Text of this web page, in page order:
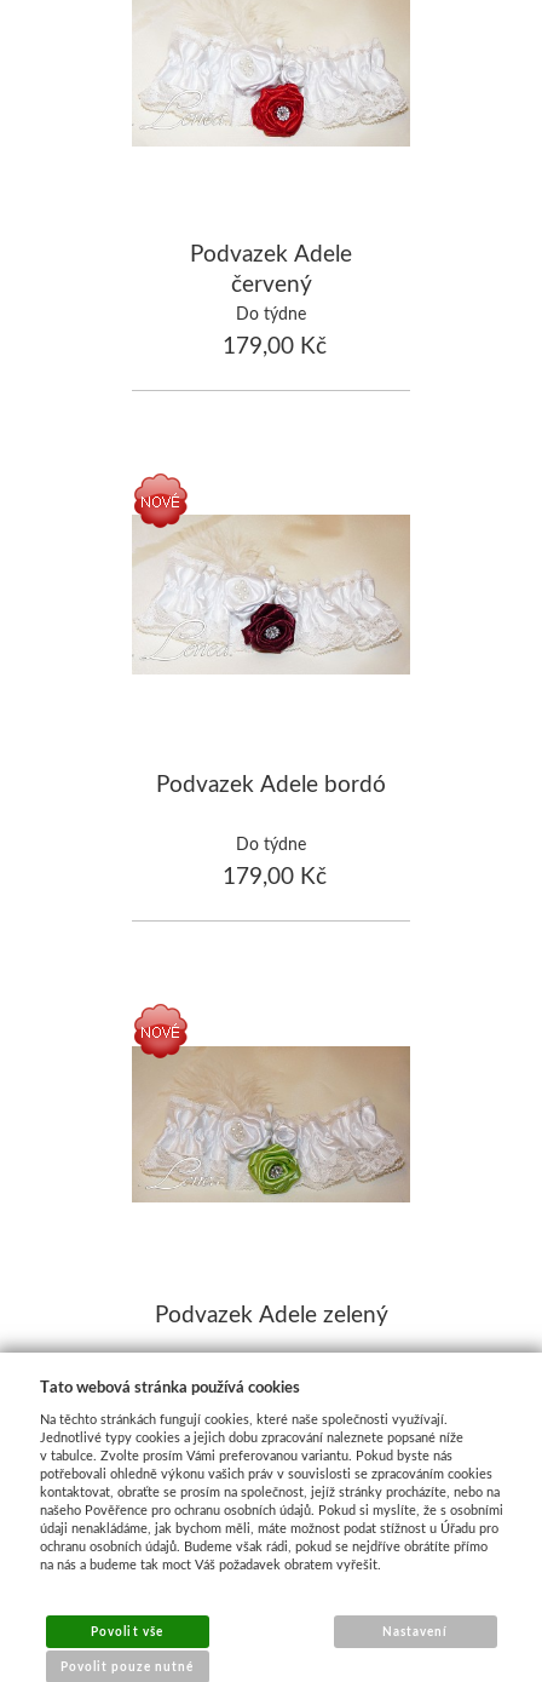
Podvazek Adele
červený
Do týdne
179,00 Kč
Podvazek Adele bordó
Do týdne
179,00 Kč
Podvazek Adele zelený
1 2 DALŠÍ
Tato webová stránka používá cookies
Na těchto stránkách fungují cookies, které naše společnosti využívají.
Jednotlivé typy cookies a jejich dobu zpracování naleznete popsané níže
v tabulce. Zvolte prosím Vámi preferovanou variantu. Pokud byste nás
potřebovali ohledně výkonu vašich práv v souvislosti se zpracováním cookies
kontaktovat, obraťte se prosím na společnost, jejíž stránky procházíte, nebo na
našeho Pověřence pro ochranu osobních údajů. Pokud si myslíte, že s osobními
údaji nenakládáme, jak bychom měli, máte možnost podat stížnost u Úřadu pro
ochranu osobních údajů. Budeme však rádi, pokud se nejdříve obrátíte přímo
na nás a budeme tak moct Váš požadavek obratem vyřešit.
Povolit vše
Povolit pouze nutné
Nastavení